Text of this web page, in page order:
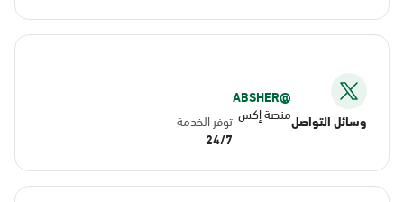
وسائل التواصل
@ABSHER
منصة إكس توفر الخدمة
24/7